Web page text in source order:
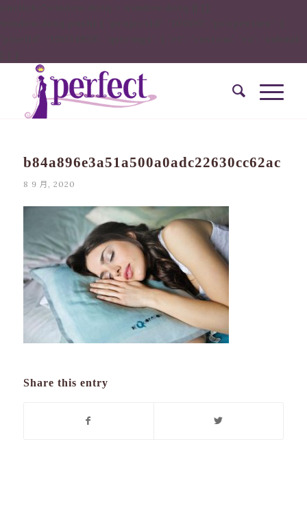
b84a896e3a51a500a0adc22630cc62ac
8 9 月, 2020
Share this entry